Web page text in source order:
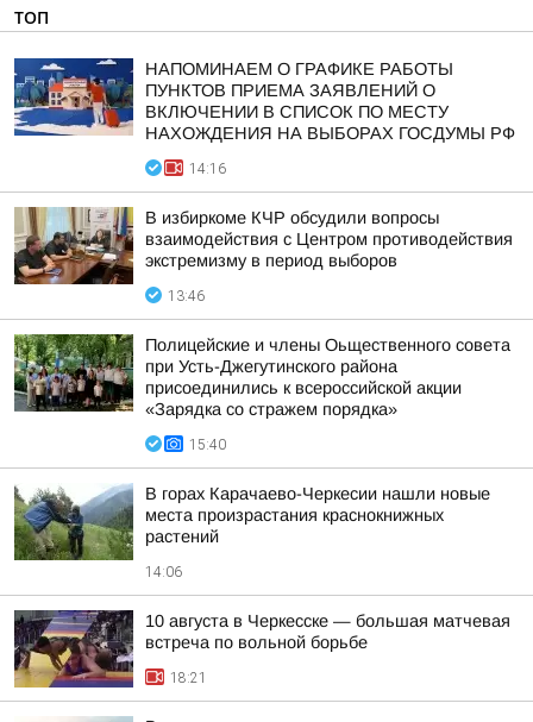
ТОП
НАПОМИНАЕМ О ГРАФИКЕ РАБОТЫ
ПУНКТОВ ПРИЕМА ЗАЯВЛЕНИЙ О
ВКЛЮЧЕНИИ В СПИСОК ПО МЕСТУ
НАХОЖДЕНИЯ НА ВЫБОРАХ ГОСДУМЫ РФ
14:16
В избиркоме КЧР обсудили вопросы
взаимодействия с Центром противодействия
экстремизму в период выборов
13:46
Полицейские и члены Оьщественного совета
при Усть-Джегутинского района
присоединились к всероссийской акции
«Зарядка со стражем порядка»
15:40
В горах Карачаево-Черкесии нашли новые
места произрастания краснокнижных
растений
14:06
10 августа в Черкесске — большая матчевая
встреча по вольной борьбе
18:21